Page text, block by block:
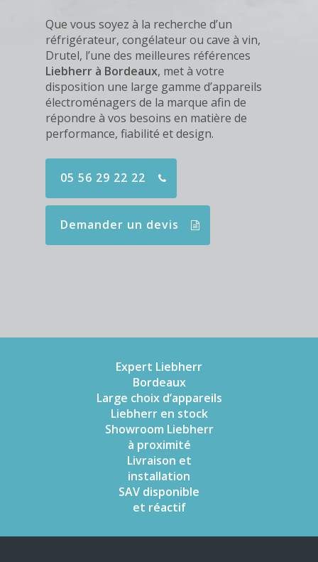
Que vous soyez à la recherche d’un
réfrigérateur, congélateur ou cave à vin,
Drutel, l’une des meilleures références
Liebherr à Bordeaux, met à votre
disposition une large gamme d’appareils
électroménagers de la marque afin de
répondre à vos besoins en matière de
performance, fiabilité et design.
05 56 29 22 22
Demander un devis
Expert Liebherr
Bordeaux
Large choix d’appareils
Liebherr en stock
Showroom Liebherr
à proximité
Livraison et
installation
SAV disponible
et réactif